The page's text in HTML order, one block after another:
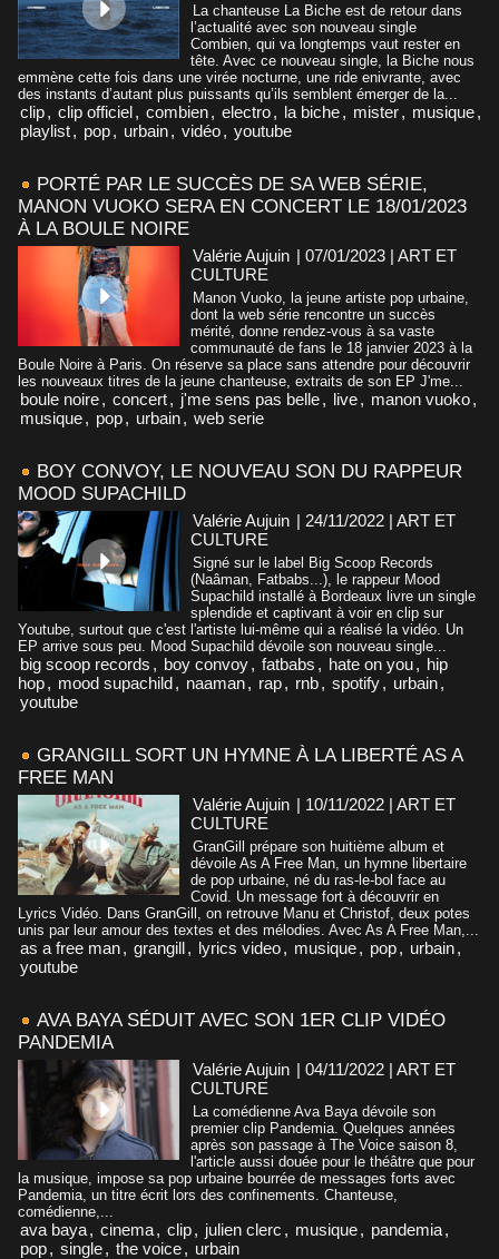
La chanteuse La Biche est de retour dans
l’actualité avec son nouveau single
Combien, qui va longtemps vaut rester en
tête. Avec ce nouveau single, la Biche nous
emmène cette fois dans une virée nocturne, une ride enivrante, avec
des instants d’autant plus puissants qu’ils semblent émerger de la...
clip, clip officiel, combien, electro, la biche, mister, musique,
playlist, pop, urbain, vidéo, youtube
PORTÉ PAR LE SUCCÈS DE SA WEB SÉRIE,
MANON VUOKO SERA EN CONCERT LE 18/01/2023
À LA BOULE NOIRE
Valérie Aujuin | 07/01/2023 | ART ET
CULTURE
Manon Vuoko, la jeune artiste pop urbaine,
dont la web série rencontre un succès
mérité, donne rendez-vous à sa vaste
communauté de fans le 18 janvier 2023 à la
Boule Noire à Paris. On réserve sa place sans attendre pour découvrir
les nouveaux titres de la jeune chanteuse, extraits de son EP J'me...
boule noire, concert, j'me sens pas belle, live, manon vuoko,
musique, pop, urbain, web serie
BOY CONVOY, LE NOUVEAU SON DU RAPPEUR
MOOD SUPACHILD
Valérie Aujuin | 24/11/2022 | ART ET
CULTURE
Signé sur le label Big Scoop Records
(Naâman, Fatbabs...), le rappeur Mood
Supachild installé à Bordeaux livre un single
splendide et captivant à voir en clip sur
Youtube, surtout que c'est l'artiste lui-même qui a réalisé la vidéo. Un
EP arrive sous peu. Mood Supachild dévoile son nouveau single...
big scoop records , boy convoy, fatbabs , hate on you, hip
hop, mood supachild, naaman, rap, rnb, spotify, urbain,
youtube
GRANGILL SORT UN HYMNE À LA LIBERTÉ AS A
FREE MAN
Valérie Aujuin | 10/11/2022 | ART ET
CULTURE
GranGill prépare son huitième album et
dévoile As A Free Man, un hymne libertaire
de pop urbaine, né du ras-le-bol face au
Covid. Un message fort à découvrir en
Lyrics Vidéo. Dans GranGill, on retrouve Manu et Christof, deux potes
unis par leur amour des textes et des mélodies. Avec As A Free Man,...
as a free man, grangill, lyrics video, musique, pop, urbain,
youtube
AVA BAYA SÉDUIT AVEC SON 1ER CLIP VIDÉO
PANDEMIA
Valérie Aujuin | 04/11/2022 | ART ET
CULTURE
La comédienne Ava Baya dévoile son
premier clip Pandemia. Quelques années
après son passage à The Voice saison 8,
l'article aussi douée pour le théâtre que pour
la musique, impose sa pop urbaine bourrée de messages forts avec
Pandemia, un titre écrit lors des confinements. Chanteuse,
comédienne,...
ava baya, cinema, clip, julien clerc , musique, pandemia,
pop, single, the voice, urbain